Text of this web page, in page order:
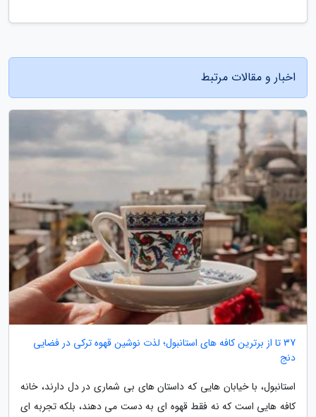
اخبار و مقالات مرتبط
37 تا از برترین کافه های استانبول؛ لذت نوشین قهوه ترکی در فضایی
دنج
استانبول، با خیابان هایی که داستان های بی شماری در دل دارند، خانه
کافه هایی است که نه فقط قهوه ای به دست می دهند، بلکه تجربه ای